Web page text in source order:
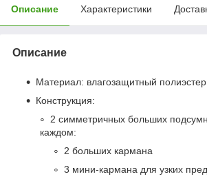
Описание Характеристики
Описание
Материал: влагозащитный
Конструкция:
2 симметричных больших
каждом:
2 больших кармана
3 мини-кармана для узких